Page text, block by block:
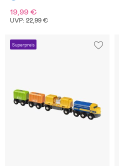
19,99 €
UVP: 22,99 €
Superpreis